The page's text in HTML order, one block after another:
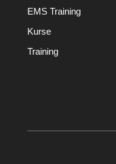
EMS Training
Kurse
Training